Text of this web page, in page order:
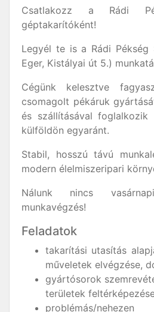
Csatlakozz a Rádi
géptakarítóként!
Legyél te is a Rádi
Eger, Kistályai út 5.)
Cégünk kelesztve
csomagolt pékáruk
és szállításával foglalkozik
külföldön egyaránt.
Stabil, hosszú távú
modern élelmiszeripari
Nálunk nincs
munkavégzés!
Feladatok
takarítási utasítás
műveletek elvégzése,
gyártósorok
területek
problémás/